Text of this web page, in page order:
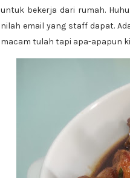
untuk bekerja dari rumah.
nilah email yang staff dapat.
macam tulah tapi apa-apapun